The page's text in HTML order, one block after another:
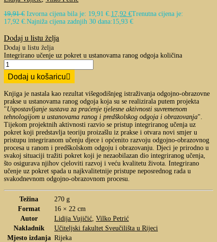
19,91€ Izvorna cijena bila je: 19,91 €. 17,92 €Trenutna cijena je:
17,92 €. Najniža cijena zadnjih 30 dana:15,93 €
Dodaj u listu želja
Dodaj u listu želja
Integrirano učenje uz pokret u ustanovama ranog odgoja količina
Dodaj u košaricu
Knjiga je nastala kao rezultat višegodišnjeg istraživanja odgojno-obrazovne
prakse u ustanovama ranog odgoja koja su se realizirala putem projekta
"Uspostavljanje sustava za praćenje tjelesne aktivnosti suvremenom
tehnologijom u ustanovama ranog i predškolskog odgoja i obrazovanja".
Tijekom projektnih aktivnosti razvio se pristup integriranog učenja uz
pokret koji predstavlja teoriju proizašlu iz prakse i otvara novi smjer u
pristupu integriranom učenju djece i općenito razvoju odgojno-obrazovnog
procesa u ranom i predškolskom odgoju i obrazovanju. Djeci je prirodno u
svakoj situaciji tražiti pokret koji je nezaobilazan dio integriranog učenja,
što osigurava njihov cjeloviti razvoj i veću kvalitetu života. Integrirano
učenje uz pokret spada u najkvalitetnije pristupe neposrednog rada u
svakodnevnom odgojno-obrazovnom procesu.
Težina
270 g
Format
16 × 22 cm
Autor
Lidija Vujičić Vilko Petrić
Nakladnik
Učiteljski fakultet Sveučilišta u Rijeci
Mjesto izdanja Rijeka